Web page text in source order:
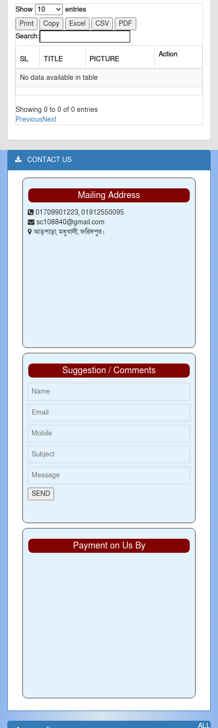
Show
entries
Print
Copy Excel CSV
PDF
Search:
SL TITLE PICTURE
Action
No data available in table
Showing 0 to 0 of 0 entries
PreviousNext
CONTACT US
Mailing Address
01709901223, 01912550095
sc108840@gmail.com
আড়পাড়া, মধুখালী, ফরিদপুর।
Suggestion / Comments
Payment on Us By
ALL